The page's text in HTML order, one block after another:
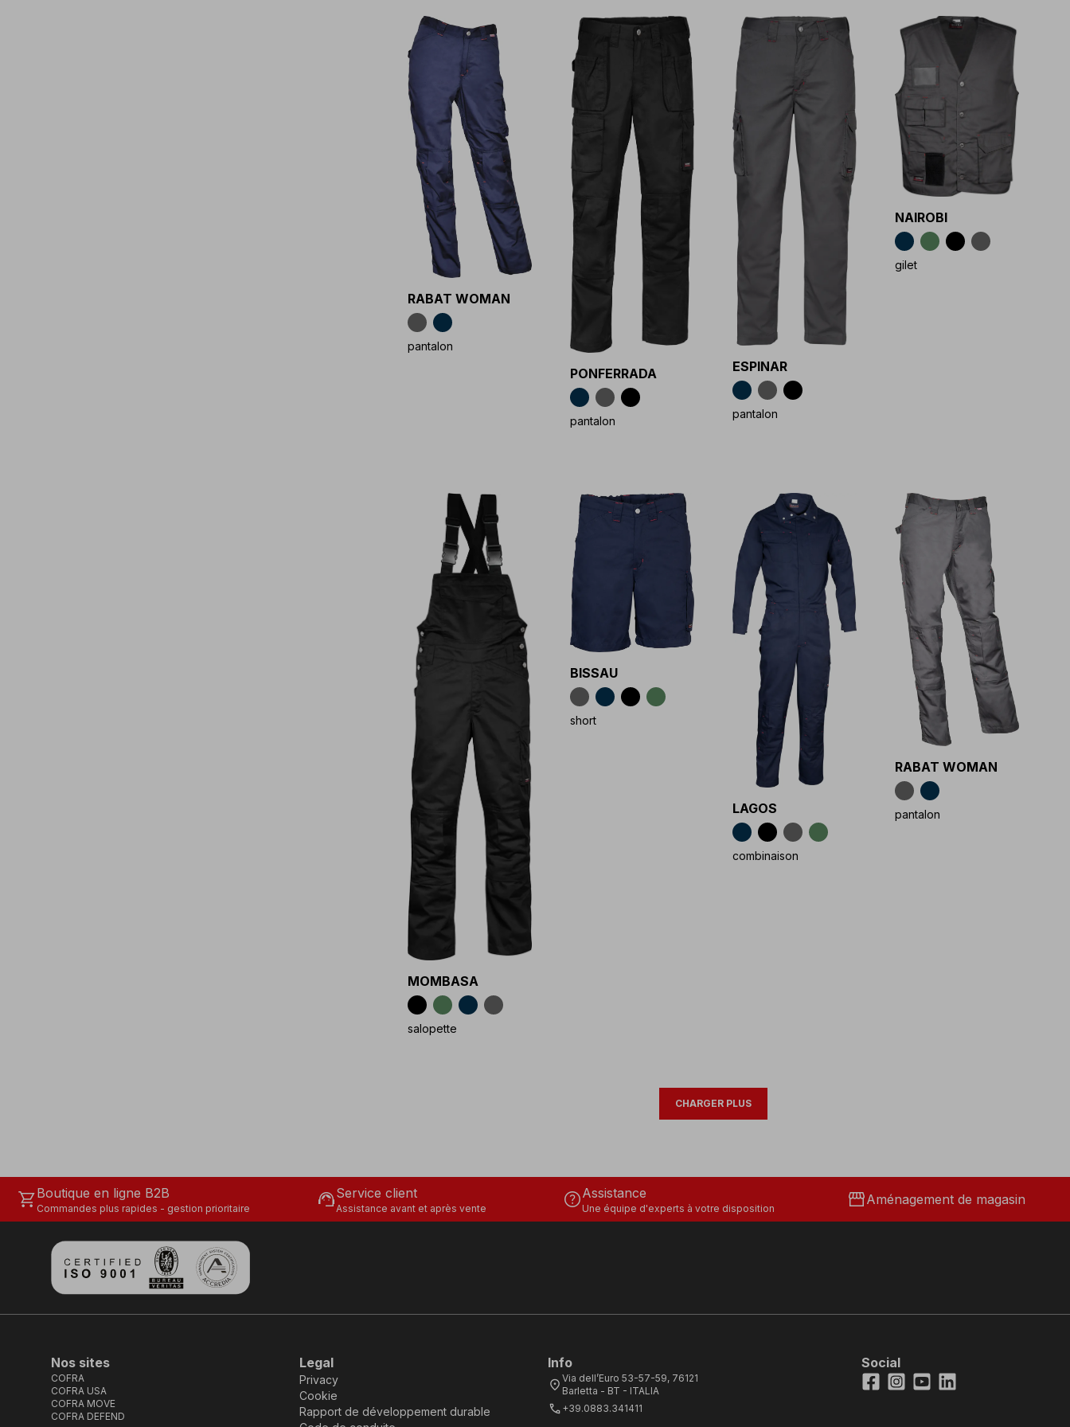
RABAT WOMAN
pantalon
PONFERRADA
pantalon
ESPINAR
pantalon
NAIROBI
gilet
MOMBASA
salopette
BISSAU
short
LAGOS
combinaison
RABAT WOMAN
pantalon
CHARGER PLUS
shopping_cartBoutique en ligne B2B
Commandes plus rapides - gestion prioritaire support_agentService client
Assistance avant et après vente helpAssistance
Une équipe d'experts à votre disposition storefrontAménagement de magasin
Nos sites
COFRA
COFRA USA
COFRA MOVE
COFRA DEFEND
Legal
Privacy
Cookie
Rapport de développement durable
Info
location_on Via dell’Euro 53-57-59, 76121
Barletta - BT - ITALIA
call +39.0883.341411
Social
Facebook
Instagram
YoutubeLinkedIn